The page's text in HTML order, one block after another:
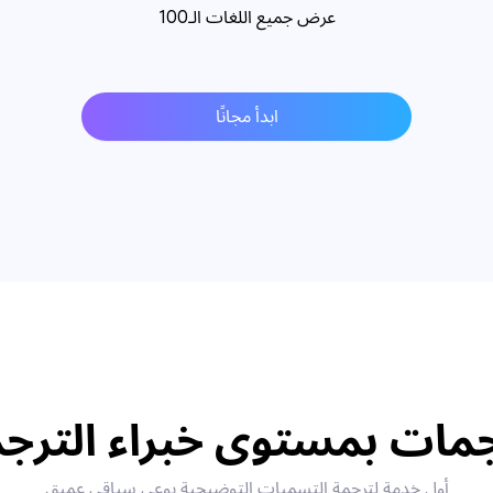
عرض جميع اللغات الـ100
ابدأ مجانًا
بمستوى خبراء